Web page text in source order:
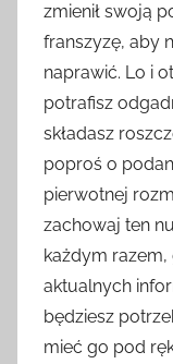
zmienił swoją
franszyzę, aby
naprawić. Lo i
potrafisz
składasz
poproś o
pierwotnej
zachowaj ten
każdym
aktualnych
będziesz
mieć go pod